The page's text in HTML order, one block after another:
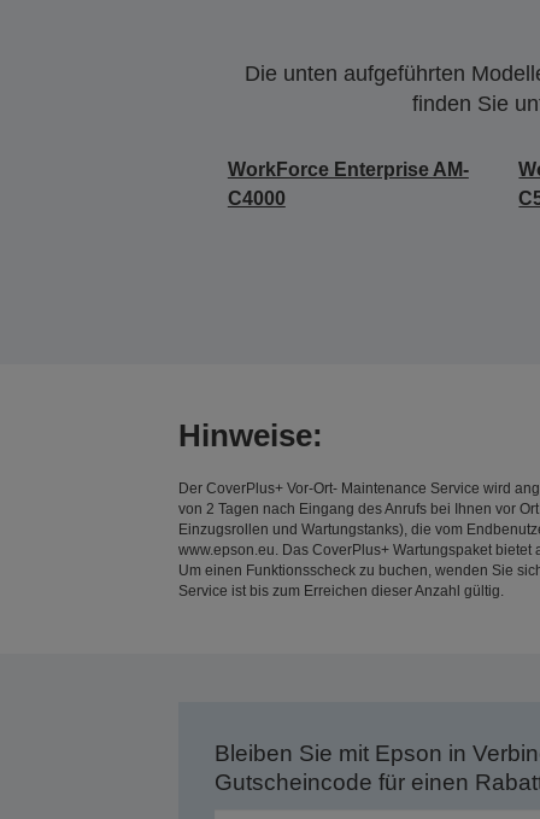
Die unten aufgeführten
finden Sie
WorkForce Enterprise AM-
C4000
Hinweise:
Der CoverPlus+ Vor-Ort- Maintenance Service wird
von 2 Tagen nach Eingang des Anrufs bei Ihnen vor
Einzugsrollen und Wartungstanks), die vom
www.epson.eu. Das CoverPlus+ Wartungspaket
Um einen Funktionsscheck zu buchen, wenden Sie
Service ist bis zum Erreichen dieser Anzahl gültig.
Bleiben Sie mit Epson in
Gutscheincode für einen